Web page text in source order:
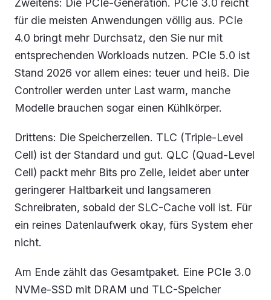
Zweitens: Die PCIe-Generation. PCIe 3.0 reicht
für die meisten Anwendungen völlig aus. PCIe
4.0 bringt mehr Durchsatz, den Sie nur mit
entsprechenden Workloads nutzen. PCIe 5.0 ist
Stand 2026 vor allem eines: teuer und heiß. Die
Controller werden unter Last warm, manche
Modelle brauchen sogar einen Kühlkörper.
Drittens: Die Speicherzellen. TLC (Triple-Level
Cell) ist der Standard und gut. QLC (Quad-Level
Cell) packt mehr Bits pro Zelle, leidet aber unter
geringerer Haltbarkeit und langsameren
Schreibraten, sobald der SLC-Cache voll ist. Für
ein reines Datenlaufwerk okay, fürs System eher
nicht.
Am Ende zählt das Gesamtpaket. Eine PCIe 3.0
NVMe-SSD mit DRAM und TLC-Speicher